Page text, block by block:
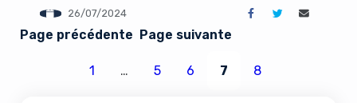
300 millions de dollars. Cette opération survient à peine
quatre mois après une levée de fonds de 250 millions
26/07/2024
Page précédente
1 … 5 6 7 8
Page suivante